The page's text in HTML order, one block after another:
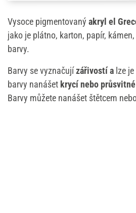
Vysoce pigmentovaný akryl el
jako je plátno, karton, papír,
barvy.
Barvy se vyznačujízářivostí a lze
barvy nanášet krycí nebo
Barvy můžete nanášet štětcem